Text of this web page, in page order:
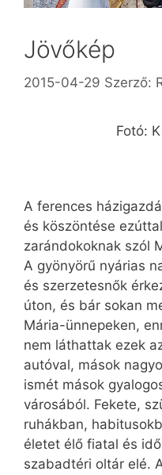
Jövőkép
2015-04-29 Szerző:
Fotó:
A ferences
és köszöntése
zarándokoknak szól
A gyönyörű nyárias
és szerzetesnők
úton, és bár sokan
Mária-ünnepeken,
nem láthattak ezek
autóval, mások
ismét mások
városából. Fekete,
ruhákban,
életet élő fiatal és
szabadtéri oltár elé.